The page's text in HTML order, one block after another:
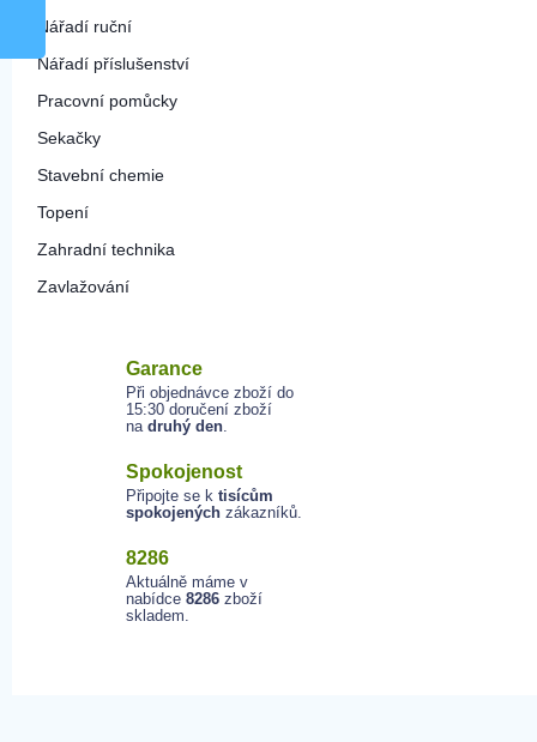
Nářadí ruční
Nářadí příslušenství
Pracovní pomůcky
Sekačky
Stavební chemie
Topení
Zahradní technika
Zavlažování
Garance
Při objednávce zboží do
15:30 doručení zboží
na druhý den.
Spokojenost
Připojte se k tisícům
spokojených zákazníků.
8286
Aktuálně máme v
nabídce 8286 zboží
skladem.